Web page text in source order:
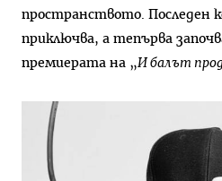
пространството. Последен
приключва, а тепърва
премиерата на „И балът